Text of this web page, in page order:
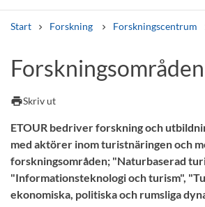
Start Forskning Forskningscentrum
Andra söktjänster
Kurser och program
Forskningsområden
printSkriv ut
ETOUR bedriver forskning och
med aktörer inom turistnäringen och
forskningsområden; "Naturbaserad
"Informationsteknologi och turism",
ekonomiska, politiska och rumsliga